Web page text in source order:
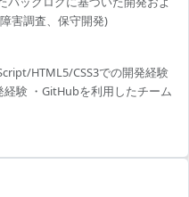
害調査、保守開発)
HTML5/CSS3での開発経験
験 ・GitHubを利用したチーム